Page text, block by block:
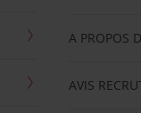
A PROPOS
AVIS